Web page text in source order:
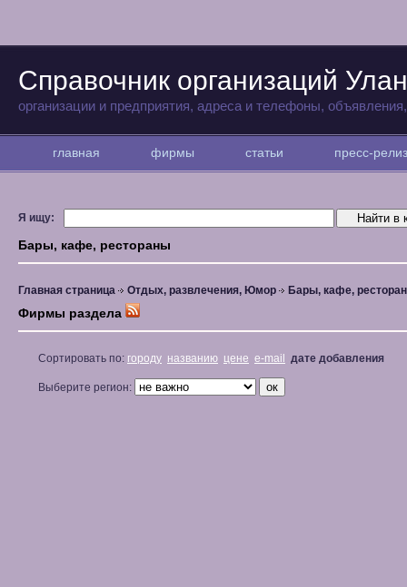
Справочник организаций
организации и предприятия, адреса и телефоны,
главная фирмы статьи пресс-
Я ищу:
Бары, кафе, рестораны
Главная страница Отдых, развлечения, Юмор Бары, кафе,
Фирмы раздела
Сортировать по: городу названию цене e-mail дате добавления
Выберите регион: